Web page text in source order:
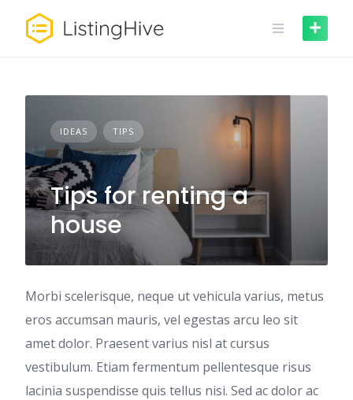
content
IDEAS TIPS
Tips for renting a
house
Morbi scelerisque, neque ut vehicula varius, metus
eros accumsan mauris, vel egestas arcu leo sit
amet dolor. Praesent varius nisl at cursus
vestibulum. Etiam fermentum pellentesque risus
lacinia suspendisse quis tellus nisi. Sed ac dolor ac